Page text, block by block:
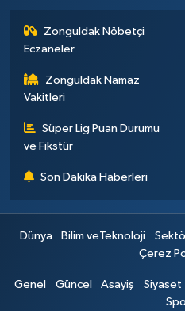
Zonguldak Nöbetçi
Eczaneler
Zonguldak Namaz
Vakitleri
Süper Lig Puan Durumu
ve Fikstür
Son Dakika Haberleri
Dünya Bilim veTeknoloji
Çerez
Genel Güncel Asayiş Siyaset